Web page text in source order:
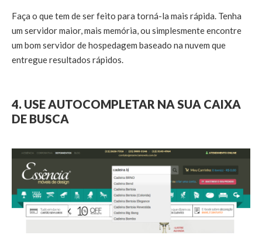
Faça o que tem de ser feito para torná-la mais rápida. Tenha
um servidor maior, mais memória, ou simplesmente encontre
um bom servidor de hospedagem baseado na nuvem que
entregue resultados rápidos.
4. USE AUTOCOMPLETAR NA SUA CAIXA
DE BUSCA